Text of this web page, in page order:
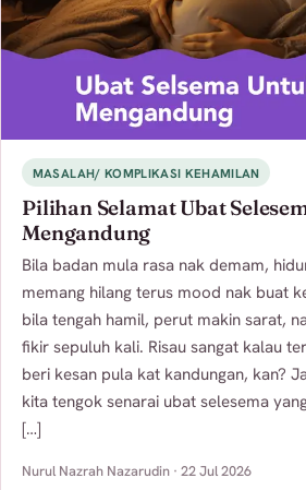
MASALAH/ KOMPLIKASI KEHAMILAN
Pilihan Selamat Ubat
Mengandung
Bila badan mula rasa nak demam,
memang hilang terus mood nak buat
bila tengah hamil, perut makin sarat,
fikir sepuluh kali. Risau sangat kalau
beri kesan pula kat kandungan, kan?
kita tengok senarai ubat selesema
[…]
Nurul Nazrah Nazarudin · 22 Jul 2026